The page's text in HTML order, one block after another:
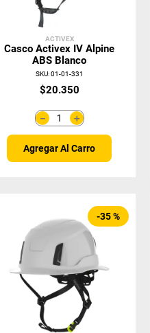
ACTIVEX
Casco Activex IV Alpine
ABS Blanco
SKU:01-01-331
$20.350
＋
－
Agregar Al Carro
-35 %